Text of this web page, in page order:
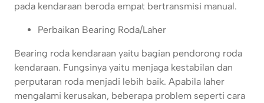
pada kendaraan beroda empat bertransmisi manual.
Perbaikan Bearing Roda/Laher
Bearing roda kendaraan yaitu bagian pendorong roda
kendaraan. Fungsinya yaitu menjaga kestabilan dan
perputaran roda menjadi lebih baik. Apabila laher
mengalami kerusakan, beberapa problem seperti cara